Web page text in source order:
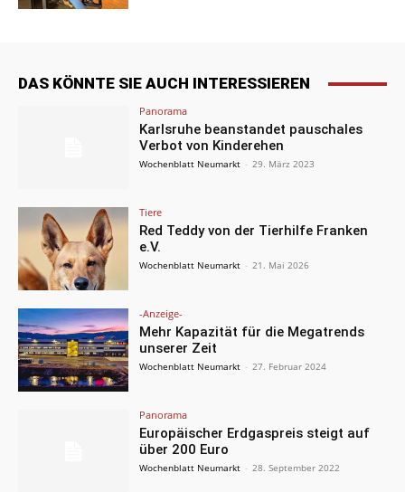
DAS KÖNNTE SIE AUCH INTERESSIEREN
Panorama
Karlsruhe beanstandet pauschales
Verbot von Kinderehen
Wochenblatt Neumarkt - 29. März 2023
Tiere
Red Teddy von der Tierhilfe Franken
e.V.
Wochenblatt Neumarkt - 21. Mai 2026
-Anzeige-
Mehr Kapazität für die Megatrends
unserer Zeit
Wochenblatt Neumarkt - 27. Februar 2024
Panorama
Europäischer Erdgaspreis steigt auf
über 200 Euro
Wochenblatt Neumarkt - 28. September 2022